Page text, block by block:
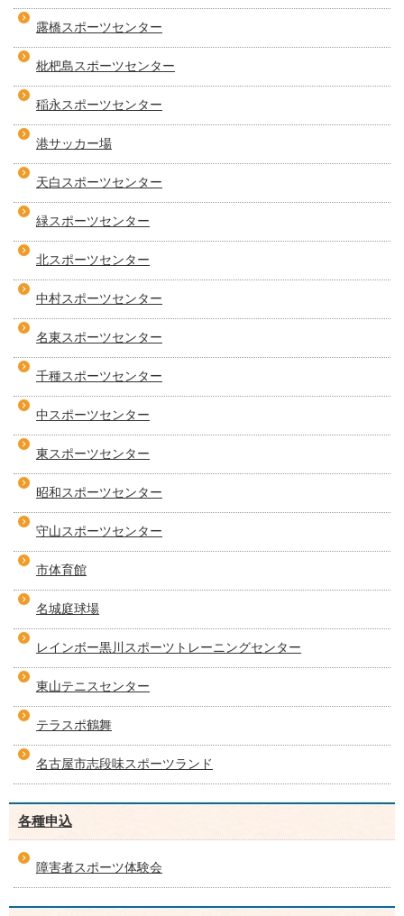
露橋スポーツセンター
枇杷島スポーツセンター
稲永スポーツセンター
港サッカー場
天白スポーツセンター
緑スポーツセンター
北スポーツセンター
中村スポーツセンター
名東スポーツセンター
千種スポーツセンター
中スポーツセンター
東スポーツセンター
昭和スポーツセンター
守山スポーツセンター
市体育館
名城庭球場
レインボー黒川スポーツトレーニングセンター
東山テニスセンター
テラスポ鶴舞
名古屋市志段味スポーツランド
各種申込
障害者スポーツ体験会